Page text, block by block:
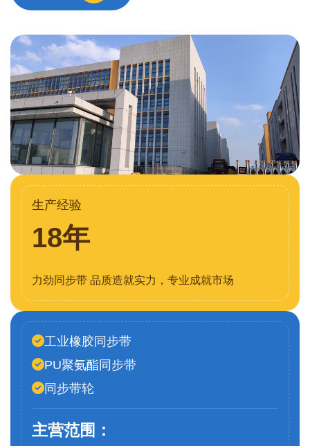
生产经验
18年
力劲同步带 品质造就实力，专业成就市场
工业橡胶同步带
PU聚氨酯同步带
同步带轮
主营范围：